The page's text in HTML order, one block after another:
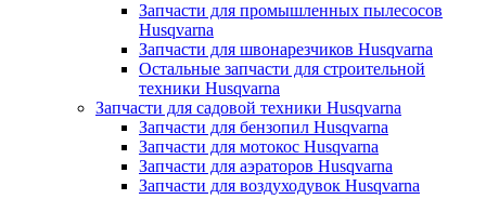
Запчасти для промышленных пылесосов
Husqvarna
Запчасти для швонарезчиков Husqvarna
Остальные запчасти для строительной
техники Husqvarna
Запчасти для садовой техники Husqvarna
Запчасти для бензопил Husqvarna
Запчасти для мотокос Husqvarna
Запчасти для аэраторов Husqvarna
Запчасти для воздуходувок Husqvarna